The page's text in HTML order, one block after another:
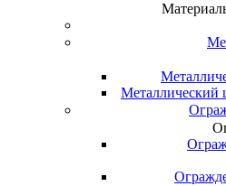
Металлический